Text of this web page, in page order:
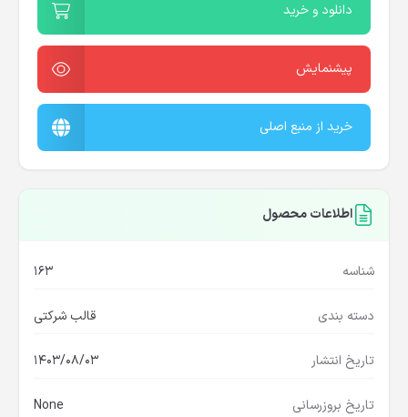
دانلود و خرید
پیشنمایش
خرید از منبع اصلی
اطلاعات محصول
شناسه 163
دسته بندی قالب شرکتی
تاریخ انتشار 1403/08/03
تاریخ بروزرسانی None